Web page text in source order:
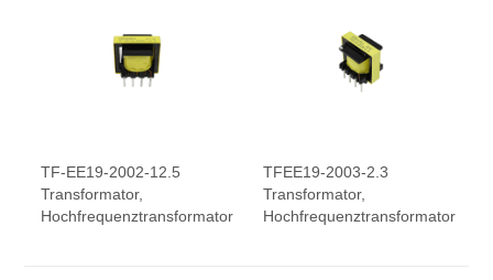
TF-EE19-2002-12.5
Transformator,
Hochfrequenztransformator
TFEE19-2003-2.3
Transformator,
Hochfrequenztransformator